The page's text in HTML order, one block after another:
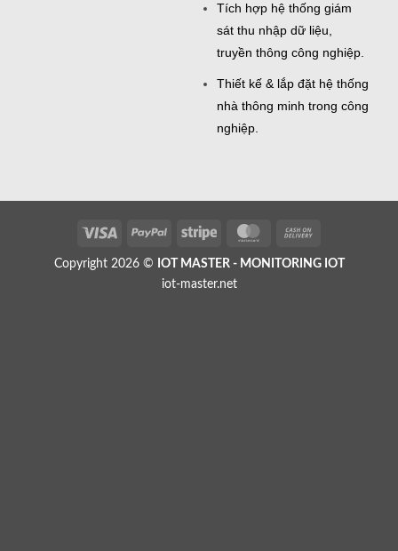
Tích hợp hệ thống giám
sát thu nhập dữ liệu,
truyền thông công nghiệp.
Thiết kế & lắp đặt hệ thống
nhà thông minh trong công
nghiệp.
Visa PayPal Stripe MasterCard
Delivery
Copyright 2026 © IOT MASTER - MONITORING IOT
iot-master.net